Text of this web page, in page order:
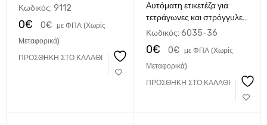
Κωδικός: 9112
0€ 0€ με ΦΠΑ (Χωρίς
Μεταφορικά)
ΠΡΟΣΘΉΚΗ ΣΤΟ ΚΑΛΆΘΙ
Αυτόματη ετικετέζα για
τετράγωνες και στρόγγυλες
φιάλες
Κωδικός: 6035-36
0€ 0€
με ΦΠΑ (Χωρίς
Μεταφορικά)
ΠΡΟΣΘΉΚΗ ΣΤΟ ΚΑΛΆΘΙ